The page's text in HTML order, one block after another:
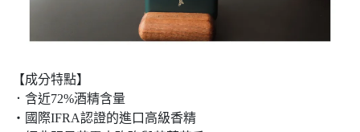
【成分特點】
．含近72%酒精含量
・國際IFRA認證的進口高級香精